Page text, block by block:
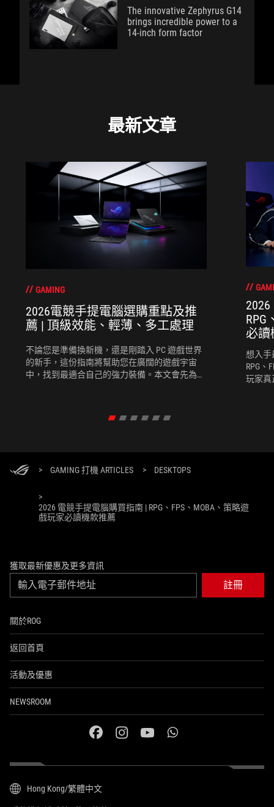
The innovative Zephyrus G14
brings incredible power to a
14-inch form factor
最新文章
GAMING
2026電競手提電腦選購重點及推
薦 | 頂級效能、輕薄、多工處理
不論您是準備換新機，還是剛踏入 PC 遊戲世界
的新手，這份指南將幫助您在廣闊的遊戲宇宙
中，找到最適合自己的強力裝備。本文會先為您
RPG
必讀
想入手
RPG、
玩家真
> GAMING 打機 ARTICLES > DESKTOPS
>
2026 電競手提電腦購買指南 | RPG、FPS、MOBA、策略遊
戲玩家必讀機款推薦
獲取最新優惠及更多資訊
註冊
關於ROG
返回首頁
活動及優惠
NEWSROOM
facebookinstagramyoutubewhatsapp
Hong Kong/繁體中文